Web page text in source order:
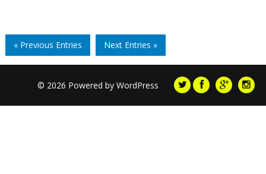
« Previous Entries Next Entries »
© 2026 Powered byWordPress